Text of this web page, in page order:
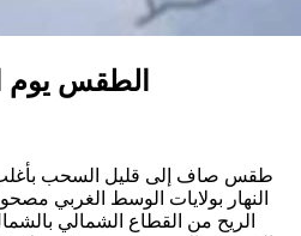
الطقس يوم الاحد 22
طقس صاف إلى قليل السحب بأغلب
النهار بولايات الوسط الغربي
الريح من القطاع الشمالي